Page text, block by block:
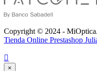
Copyright © 2024 -
Tienda Online Prestashop

×